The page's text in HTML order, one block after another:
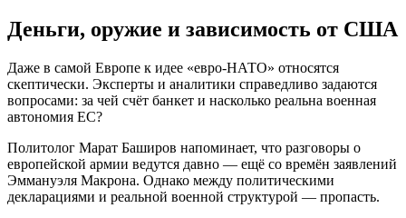
Деньги, оружие и зависимость от США
Даже в самой Европе к идее «евро-НАТО» относятся
скептически. Эксперты и аналитики справедливо задаются
вопросами: за чей счёт банкет и насколько реальна военная
автономия ЕС?
Политолог Марат Баширов напоминает, что разговоры о
европейской армии ведутся давно — ещё со времён заявлений
Эммануэля Макрона. Однако между политическими
декларациями и реальной военной структурой — пропасть.